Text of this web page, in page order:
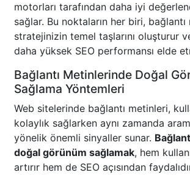
motorları tarafından daha iyi
sağlar. Bu noktaların her biri, bağlantı
stratejinizin temel taşlarını oluşturur
daha yüksek SEO performansı elde
Bağlantı Metinlerinde Doğal
Sağlama Yöntemleri
Web sitelerinde bağlantı metinleri,
kolaylık sağlarken aynı zamanda
yönelik önemli sinyaller sunar.
doğal görünüm sağlamak, hem
artırır hem de SEO açısından